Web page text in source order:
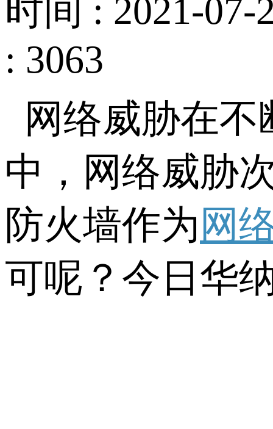
时间 : 2021-07-
: 3063
网络威胁在
中，网络威胁
防火墙作为 网
可呢？今日华